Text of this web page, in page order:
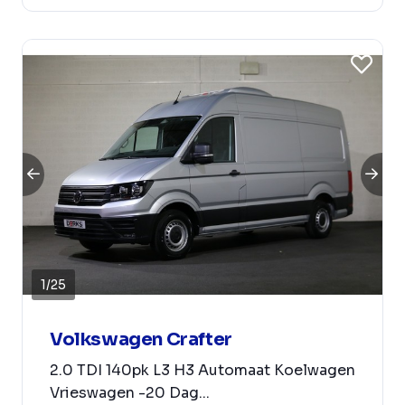
1/25
Volkswagen Crafter
2.0 TDI 140pk L3 H3 Automaat Koelwagen
Vrieswagen -20 Dag...